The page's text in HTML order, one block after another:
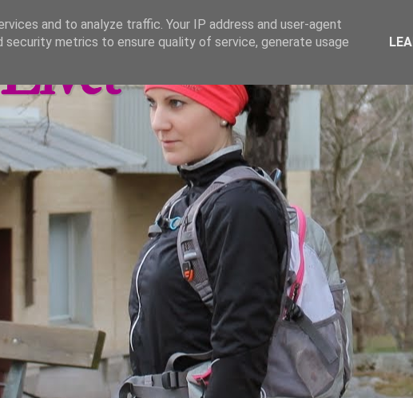
and to analyze traffic. Your IP address and user-agent
security metrics to ensure quality of service, generate usage